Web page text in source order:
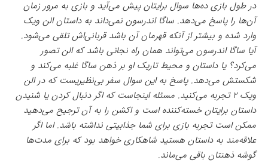
در طول بازی ده‌ها سوال برایتان پیش می‌آید و بازی به مرور زمان
آن‌ها را پاسخ می‌دهد. ساگا اندرسون نمی‌داند به داستان الن ویک
وارد شده و بیشتر از آنکه قهرمان آن باشد قربانی‌اش تلقی می‌شود.
آیا ساگا اندرسون می‌تواند همان راه نجاتی باشد که الن تصور
می‌کرد؟ یا داستان و محیط تاریک او بر ذهن ساگا غلبه می‌کند و
شکستش می‌دهد. پاسخ به این سوال سفر بی‌نظیریست که در الن
ویک ۲ تجربه می‌کنید. مسئله اینجاست که اگر دنبال کردن یا شنیدن
داستان برایتان خسته‌کننده است و اکشن را به آن ترجیح می‌دهید
ممکن است تجربه بازی برای شما جذابیتی نداشته باشد. اما اگر
علاقه‌مند به داستان هستید شاهکاری خواهد بود که برای مدت‌ها
گوشه ذهنتان باقی می‌ماند.